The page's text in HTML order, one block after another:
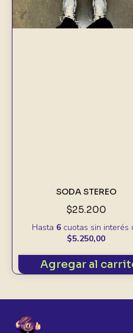
SODA STEREO
$25.200
Hasta 6cuotas sin interés
$5.250,00
Agregar al